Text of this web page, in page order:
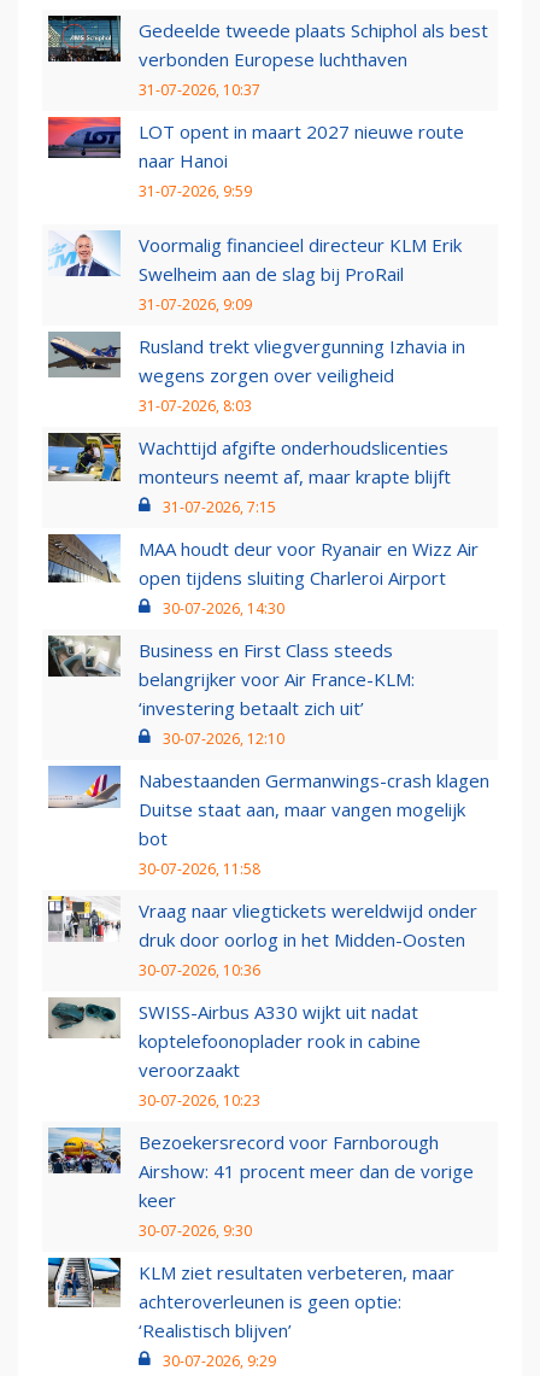
Gedeelde tweede plaats Schiphol als best
verbonden Europese luchthaven
31-07-2026, 10:37
LOT opent in maart 2027 nieuwe route
naar Hanoi
31-07-2026, 9:59
Voormalig financieel directeur KLM Erik
Swelheim aan de slag bij ProRail
31-07-2026, 9:09
Rusland trekt vliegvergunning Izhavia in
wegens zorgen over veiligheid
31-07-2026, 8:03
Wachttijd afgifte onderhoudslicenties
monteurs neemt af, maar krapte blijft
31-07-2026, 7:15
MAA houdt deur voor Ryanair en Wizz Air
open tijdens sluiting Charleroi Airport
30-07-2026, 14:30
Business en First Class steeds
belangrijker voor Air France-KLM:
‘investering betaalt zich uit’
30-07-2026, 12:10
Nabestaanden Germanwings-crash klagen
Duitse staat aan, maar vangen mogelijk
bot
30-07-2026, 11:58
Vraag naar vliegtickets wereldwijd onder
druk door oorlog in het Midden-Oosten
30-07-2026, 10:36
SWISS-Airbus A330 wijkt uit nadat
koptelefoonoplader rook in cabine
veroorzaakt
30-07-2026, 10:23
Bezoekersrecord voor Farnborough
Airshow: 41 procent meer dan de vorige
keer
30-07-2026, 9:30
KLM ziet resultaten verbeteren, maar
achteroverleunen is geen optie:
‘Realistisch blijven’
30-07-2026, 9:29